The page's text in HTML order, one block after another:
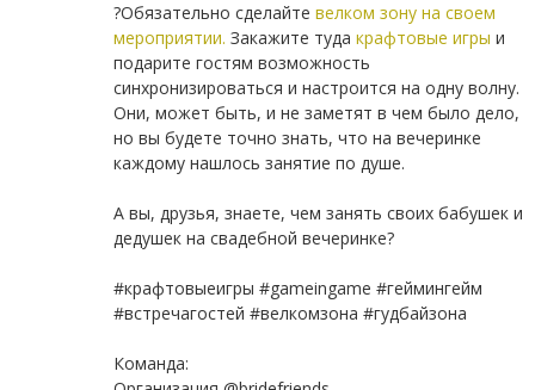
?Обязательно сделайте велком зону на своем
мероприятии. Закажите туда крафтовые игры и
подарите гостям возможность
синхронизироваться и настроится на одну волну.
Они, может быть, и не заметят в чем было дело,
но вы будете точно знать, что на вечеринке
каждому нашлось занятие по душе.
А вы, друзья, знаете, чем занять своих бабушек и
дедушек на свадебной вечеринке?
#крафтовыеигры #gameingame #геймингейм
#встречагостей #велкомзона #гудбайзона
Команда: